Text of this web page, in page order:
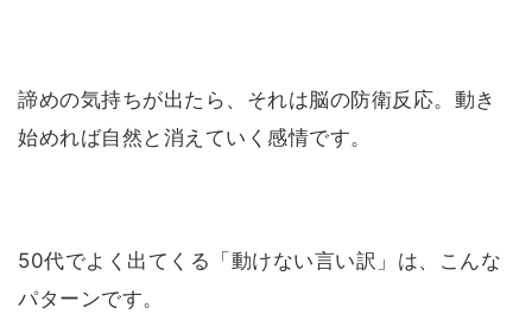
諦めの気持ちが出たら、それは脳の防衛反応。動き
始めれば自然と消えていく感情です。
50代でよく出てくる「動けない言い訳」は、こんな
パターンです。